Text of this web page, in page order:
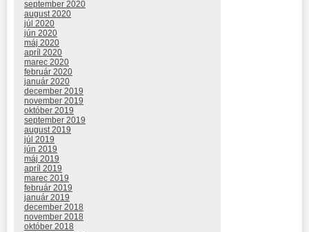
september 2020
august 2020
júl 2020
jún 2020
máj 2020
apríl 2020
marec 2020
február 2020
január 2020
december 2019
november 2019
október 2019
september 2019
august 2019
júl 2019
jún 2019
máj 2019
apríl 2019
marec 2019
február 2019
január 2019
december 2018
november 2018
október 2018